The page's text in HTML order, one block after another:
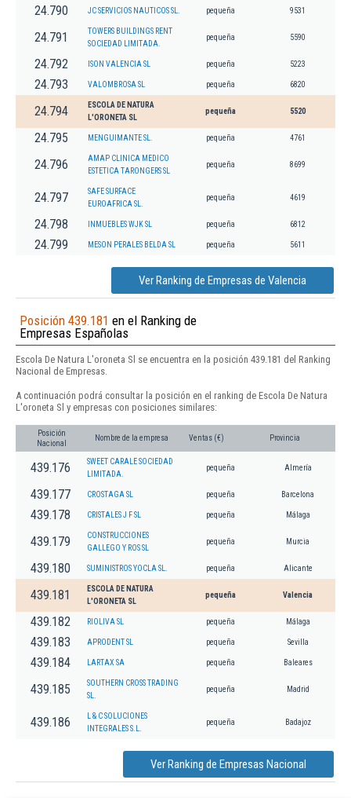
24.790 JC SERVICIOS NAUTICOS SL. pequeña 9531
24.791
TOWERS BUILDINGS RENT
SOCIEDAD LIMITADA.
pequeña 5590
24.792 ISON VALENCIA SL pequeña 5223
24.793 VALOMBROSA SL pequeña 6820
24.794
ESCOLA DE NATURA
L'ORONETA SL
pequeña 5520
24.795 MENGUIMANTE SL. pequeña 4761
24.796
AMAP CLINICA MEDICO
ESTETICA TARONGERS SL
pequeña 8699
24.797
SAFE SURFACE
EUROAFRICA SL.
pequeña 4619
24.798 INMUEBLES WJK SL pequeña 6812
24.799 MESON PERALES BELDA SL pequeña 5611
Ver Ranking de Empresas de Valencia
Posición 439.181 en el Ranking de
Empresas Españolas
Escola De Natura L'oroneta Sl se encuentra en la posición 439.181 del Ranking
Nacional de Empresas.
A continuación podrá consultar la posición en el ranking de Escola De Natura
L'oroneta Sl y empresas con posiciones similares:
Posición
Nacional
Nombre de la empresa Ventas (€) Provincia
439.176
SWEET CARALE SOCIEDAD
LIMITADA.
pequeña Almería
439.177 CROSTAGA SL pequeña Barcelona
439.178 CRISTALES J F SL pequeña Málaga
439.179
CONSTRUCCIONES
GALLEGO Y ROS SL
pequeña Murcia
439.180 SUMINISTROS YOCLA SL. pequeña Alicante
439.181
ESCOLA DE NATURA
L'ORONETA SL
pequeña Valencia
439.182 RIOLIVA SL pequeña Málaga
439.183 APRODENT SL pequeña Sevilla
439.184 LARTAX SA pequeña Baleares
439.185
SOUTHERN CROSS TRADING
SL.
pequeña Madrid
439.186
L & C SOLUCIONES
INTEGRALES S.L.
pequeña Badajoz
Ver Ranking de Empresas Nacional